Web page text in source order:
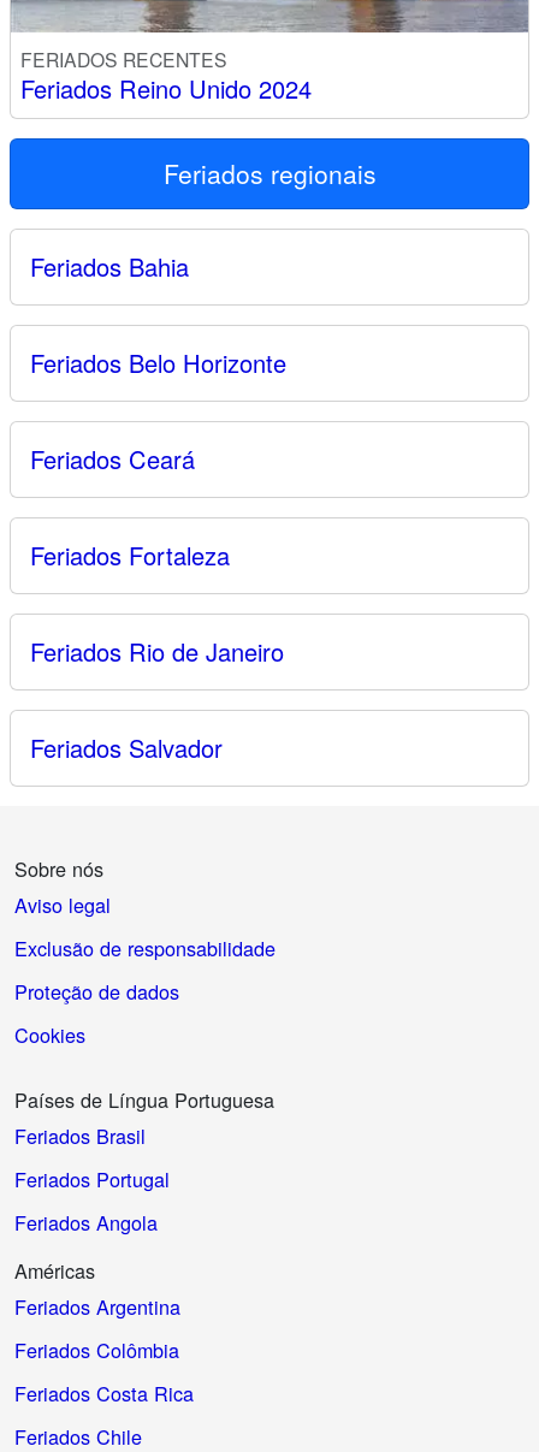
FERIADOS RECENTES
Feriados Reino Unido 2024
Feriados regionais
Feriados Bahia
Feriados Belo Horizonte
Feriados Ceará
Feriados Fortaleza
Feriados Rio de Janeiro
Feriados Salvador
Sobre nós
Aviso legal
Exclusão de responsabilidade
Proteção de dados
Cookies
Países de Língua Portuguesa
Feriados Brasil
Feriados Portugal
Feriados Angola
Américas
Feriados Argentina
Feriados Colômbia
Feriados Costa Rica
Feriados Chile